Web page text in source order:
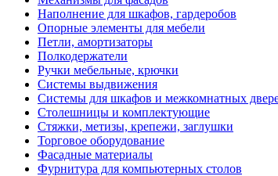
Наполнение для шкафов, гардеробов
Опорные элементы для мебели
Петли, амортизаторы
Полкодержатели
Ручки мебельные, крючки
Системы выдвижения
Системы для шкафов и межкомнатных
Столешницы и комплектующие
Стяжки, метизы, крепежи, заглушки
Торговое оборудование
Фасадные материалы
Фурнитура для компьютерных столов